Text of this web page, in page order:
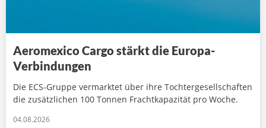
Aeromexico Cargo stärkt die Europa-
Verbindungen
Die ECS-Gruppe vermarktet über ihre Tochtergesellschaften
die zusätzlichen 100 Tonnen Frachtkapazität pro Woche.
04.08.2026